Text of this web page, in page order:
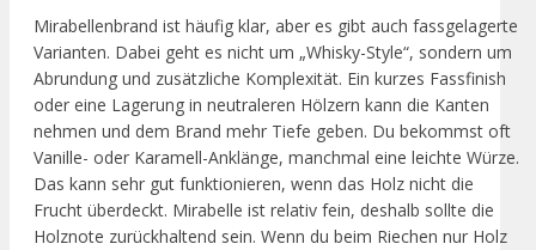
Mirabellenbrand ist häufig klar, aber es gibt auch fassgelagerte
Varianten. Dabei geht es nicht um „Whisky-Style“, sondern um
Abrundung und zusätzliche Komplexität. Ein kurzes Fassfinish
oder eine Lagerung in neutraleren Hölzern kann die Kanten
nehmen und dem Brand mehr Tiefe geben. Du bekommst oft
Vanille- oder Karamell-Anklänge, manchmal eine leichte Würze.
Das kann sehr gut funktionieren, wenn das Holz nicht die
Frucht überdeckt. Mirabelle ist relativ fein, deshalb sollte die
Holznote zurückhaltend sein. Wenn du beim Riechen nur Holz